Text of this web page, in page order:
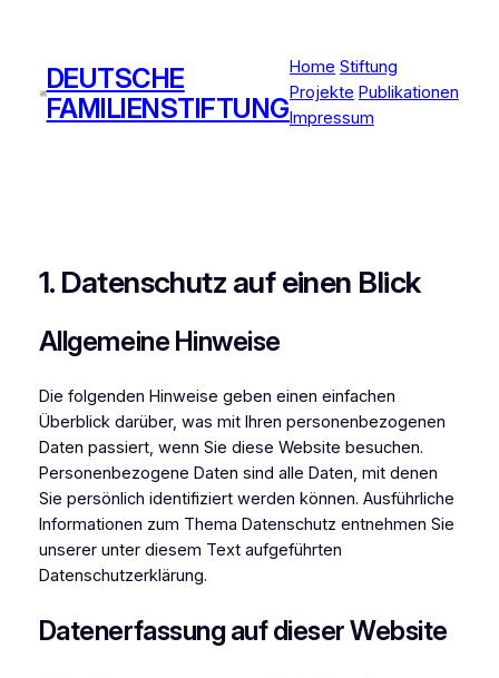
springenDEUTSCHE
FAMILIENSTIFTUNG
Home Stiftung
Projekte Publikationen
Impressum
1. Datenschutz auf einen Blick
Allgemeine Hinweise
Die folgenden Hinweise geben einen einfachen
Überblick darüber, was mit Ihren personenbezogenen
Daten passiert, wenn Sie diese Website besuchen.
Personenbezogene Daten sind alle Daten, mit denen
Sie persönlich identifiziert werden können. Ausführliche
Informationen zum Thema Datenschutz entnehmen Sie
unserer unter diesem Text aufgeführten
Datenschutzerklärung.
Datenerfassung auf dieser Website